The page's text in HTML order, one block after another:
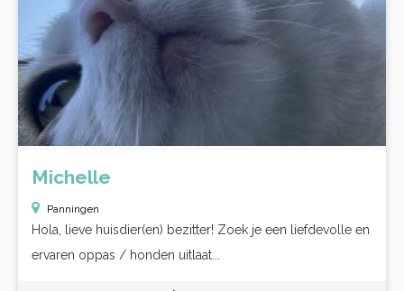
Michelle
Panningen
Hola, lieve huisdier(en) bezitter! Zoek je een liefdevolle en
ervaren oppas / honden uitlaat...